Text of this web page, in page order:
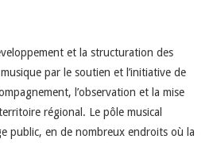
et la structuration des
par le soutien et l’initiative de
l’observation et la mise
régional. Le pôle musical
public, en de nombreux endroits où la